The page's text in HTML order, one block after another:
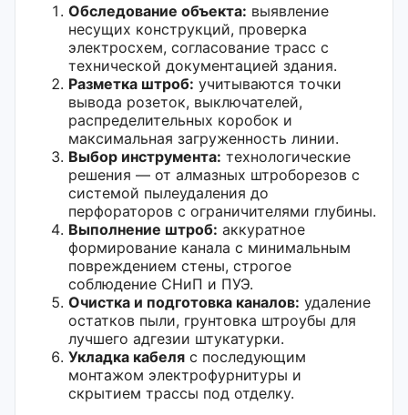
Обследование объекта: выявление
несущих конструкций, проверка
электросхем, согласование трасс с
технической документацией здания.
Разметка штроб: учитываются точки
вывода розеток, выключателей,
распределительных коробок и
максимальная загруженность линии.
Выбор инструмента: технологические
решения — от алмазных штроборезов с
системой пылеудаления до
перфораторов с ограничителями глубины.
Выполнение штроб: аккуратное
формирование канала с минимальным
повреждением стены, строгое
соблюдение СНиП и ПУЭ.
Очистка и подготовка каналов: удаление
остатков пыли, грунтовка штроубы для
лучшего адгезии штукатурки.
Укладка кабеля с последующим
монтажом электрофурнитуры и
скрытием трассы под отделку.